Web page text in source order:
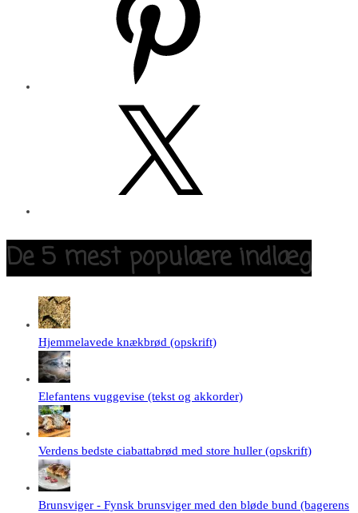
De 5 mest populære indlæg
Hjemmelavede knækbrød (opskrift)
Elefantens vuggevise (tekst og akkorder)
Verdens bedste ciabattabrød med store huller (opskrift)
Brunsviger - Fynsk brunsviger med den bløde bund (bagerens